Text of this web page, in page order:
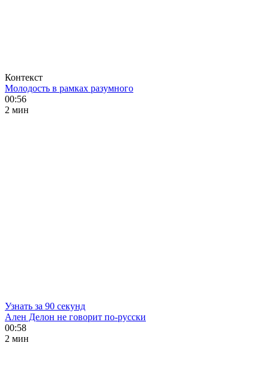
Контекст
Молодость в рамках разумного
00:56
2 мин
Узнать за 90 секунд
Ален Делон не говорит по-русски
00:58
2 мин